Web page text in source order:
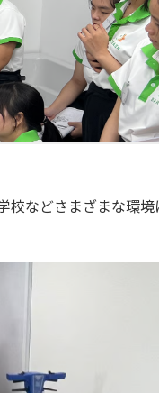
校などさまざまな環境